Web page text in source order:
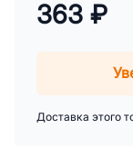
363 ₽
Доставка этого